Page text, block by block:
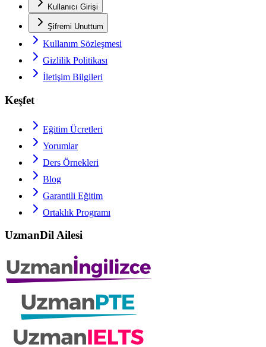
Kullanıcı Girişi
Şifremi Unuttum
Kullanım Sözleşmesi
Gizlilik Politikası
İletişim Bilgileri
Keşfet
Eğitim Ücretleri
Yorumlar
Ders Örnekleri
Blog
Garantili Eğitim
Ortaklık Programı
UzmanDil Ailesi